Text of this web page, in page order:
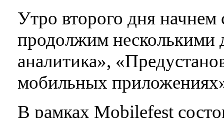
Утро второго дня начнем
продолжим несколькими
аналитика»,
мобильных
В рамках Mobilefest